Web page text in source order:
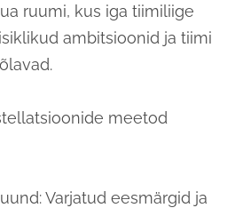
ruumi, kus iga tiimiliige
ambitsioonid ja tiimi
meetod
Varjatud eesmärgid ja